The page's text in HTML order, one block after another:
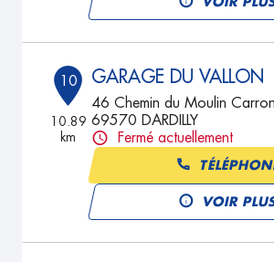
10
10.89
km
GARAGE DU VALLON
46 Chemin du Moulin Carron
69570 DARDILLY
Fermé actuellement
VOIR